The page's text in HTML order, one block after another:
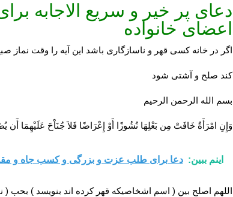
دعای پر خیر و سریع الاجابه
اعضای خانواده
اگر در خانه کسی قهر و ناسازگاری باشد این آیه را وقت نماز
کند صلح و آشتی شود
بسم الله الرحمن الرحیم
وَإِنِ امْرَأَةٌ خَافَتْ مِن بَعْلِهَا نُشُوزًا أَوْ إِعْرَاضًا فَلاَ جُنَاْحَ عَلَيْهِمَا أَن
اینم ببین: دعا برای طلب عزت و بزرگی و کسب جاه و
اللهم اصلح بین ( اسم اشخاصیکه قهر کرده اند بنویسد ) بحب (